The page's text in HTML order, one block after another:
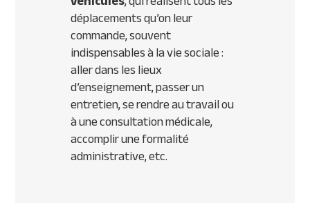
déplacements qu’on leur
commande, souvent
indispensables à la vie sociale :
aller dans les lieux
d’enseignement, passer un
entretien, se rendre au travail ou
à une consultation médicale,
accomplir une formalité
administrative, etc.